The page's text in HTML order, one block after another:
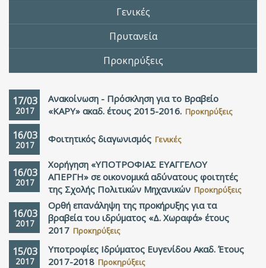
Γενικές
Πρυτανεία
Προκηρύξεις
17/03
2017
Ανακοίνωση - Πρόσκληση για το Βραβείο
«ΚΑΡΥ» ακαδ. έτους 2015-2016. Προκηρύξεις
16/03
2017
Φοιτητικός διαγωνισμός Γενικές
16/03
2017
Χορήγηση «ΥΠΟΤΡΟΦΙΑΣ ΕΥΑΓΓΕΛΟΥ
ΑΠΕΡΓΗ» σε οικονομικά αδύνατους φοιτητές
της Σχολής Πολιτικών Μηχανικών Προκηρύξεις
16/03
2017
Ορθή επανάληψη της προκήρυξης για τα
βραβεία του ιδρύματος «Δ. Χωραφά» έτους
2017 Προκηρύξεις
15/03
2017
Υποτροφίες Ιδρύματος Ευγενίδου Ακαδ. Έτους
2017-2018 Προκηρύξεις